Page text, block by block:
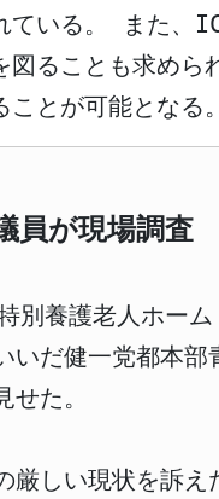
いる。 また、
ることも求め
とが可能となる。
員が現場調査
養護老人ホー
だ健一党都本
た。
しい現状を訴